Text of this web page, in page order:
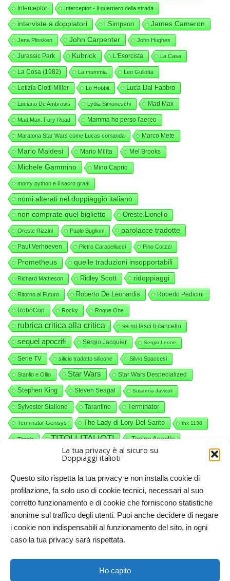
La tua privacy è al sicuro su
Doppiaggi italioti
Questo sito rispetta la tua privacy e non installa cookie di
profilazione, fa solo uso di cookie tecnici, necessari al suo
corretto funzionamento e di cookie che forniscono statistiche
anonime sul traffico degli utenti. Puoi anche decidere di negare
i cookie non indispensabili al funzionamento del sito, in ogni
caso la tua privacy sarà rispettata.
Ho capito
Interceptor Interceptor - Il guerriero della strada
interviste a doppiatori i Simpson James Cameron
Jena Plissken John Carpenter John Hughes
Jurassic Park Kubrick L'Esorcista La Casa
La Cosa (1982) La mummia Leo Gullotta
Letizia Ciotti Miller Lo Hobbit Luca Dal Fabbro
Luciano De Ambrosis Lydia Simoneschi Mad Max
Mad Max: Fury Road Mamma ho perso l'aereo
Maratona Star Wars come Lucas comanda Marco Mete
Mario Maldesi Mario Milita Mel Brooks
Michele Gammino Mino Caprio
monty python e il sacro graal
nomi alterati nel doppiaggio italiano
non comprate quel biglietto Oreste Lionello
Oreste Rizzini Paolo Buglioni parolacce tradotte
Paul Verhoeven Pietro Carapellucci Pino Colizzi
Prometheus quelle traduzioni insopportabili
Richard Matheson Ridley Scott ridoppiaggi
Ritorno al Futuro Roberto De Leonardis Roberto Pedicini
RoboCop Rocky Rogue One
rubrica critica alla critica se mi lasci ti cancello
sequel apocrifi Sergio Jacquier Sergio Leone
Serie TV silicio tradotto silicone Silvio Spaccesi
Stanlio e Ollio Star Wars Star Wars Despecialized
Stephen King Steven Seagal Susanna Javicoli
Sylvester Stallone Tarantino Terminator
Terminator Genisys The Lady di Lory Del Santo thx 1138
Titanic TITOLI ITALIOTI Tonino Accolla
videocommenti Willy Wonka
Doppiaggi italioti, 2011-2025. Licenze CC-BY-NC Creative
Commons – Attribuzione – Non commerciale